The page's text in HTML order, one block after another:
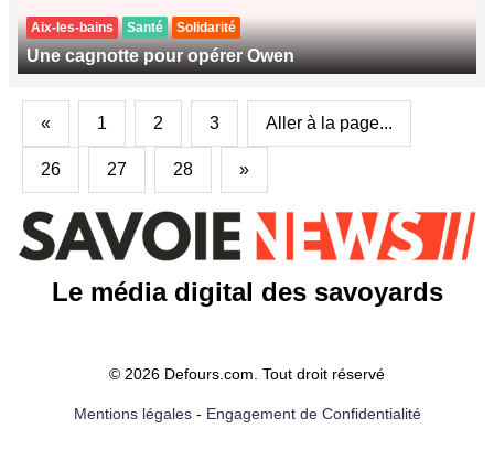
Aix-les-bains Santé Solidarité
Une cagnotte pour opérer Owen
« 1 2 3 Aller à la page...
26 27 28 »
Le média digital des savoyards
© 2026 Defours.com. Tout droit réservé
Mentions légales- Engagement de Confidentialité